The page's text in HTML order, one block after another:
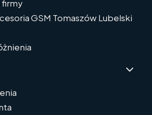
firmy
GSM Tomaszów Lubelski